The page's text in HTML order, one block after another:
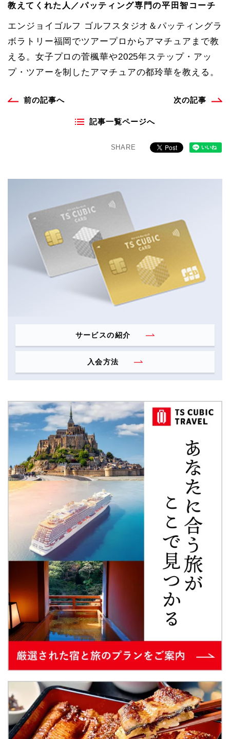
サービスの紹介
入会方法
教えてくれた人／パッティング専門の平田智コーチ
エンジョイゴルフ ゴルフスタジオ＆パッティングラ
ボラトリー福岡でツアープロからアマチュアまで教
える。女子プロの菅楓華や2025年ステップ・アッ
プ・ツアーを制したアマチュアの都玲華を教える。
前の記事へ
記事一覧ページへ
次の記事
SHARE